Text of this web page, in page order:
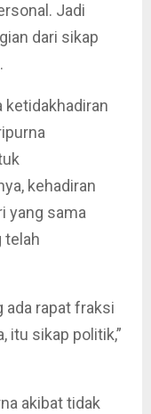
Jadi
dari sikap
ketidakhadiran
kehadiran
yang sama
telah
ada rapat fraksi
itu sikap politik,”
akibat tidak